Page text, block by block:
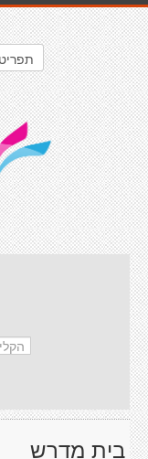
בית מדרש